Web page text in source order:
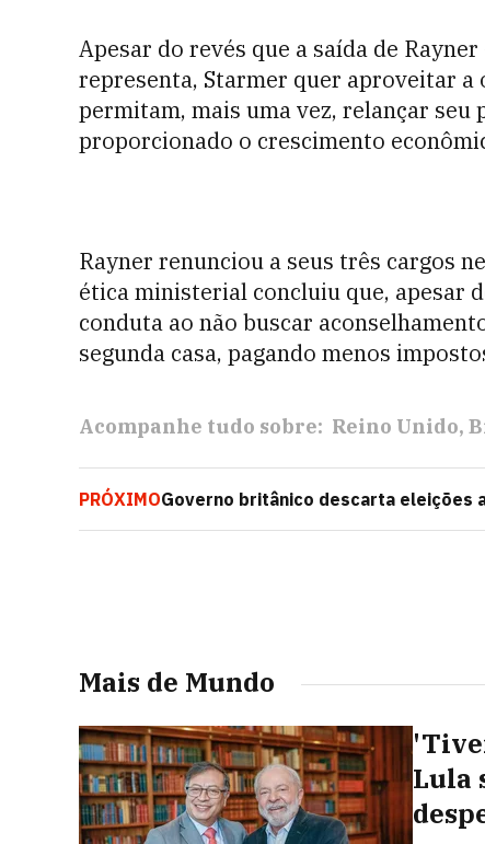
Apesar do revés que a saída de
representa, Starmer quer aproveitar a
permitam, mais uma vez, relançar
proporcionado o crescimento
Rayner renunciou a seus três cargos
ética ministerial concluiu que, apesar
conduta ao não buscar
segunda casa, pagando menos
Acompanhe tudo sobre: Reino Unido
PRÓXIMOGoverno britânico descarta eleições
ministra
Mais de Mundo
Lula